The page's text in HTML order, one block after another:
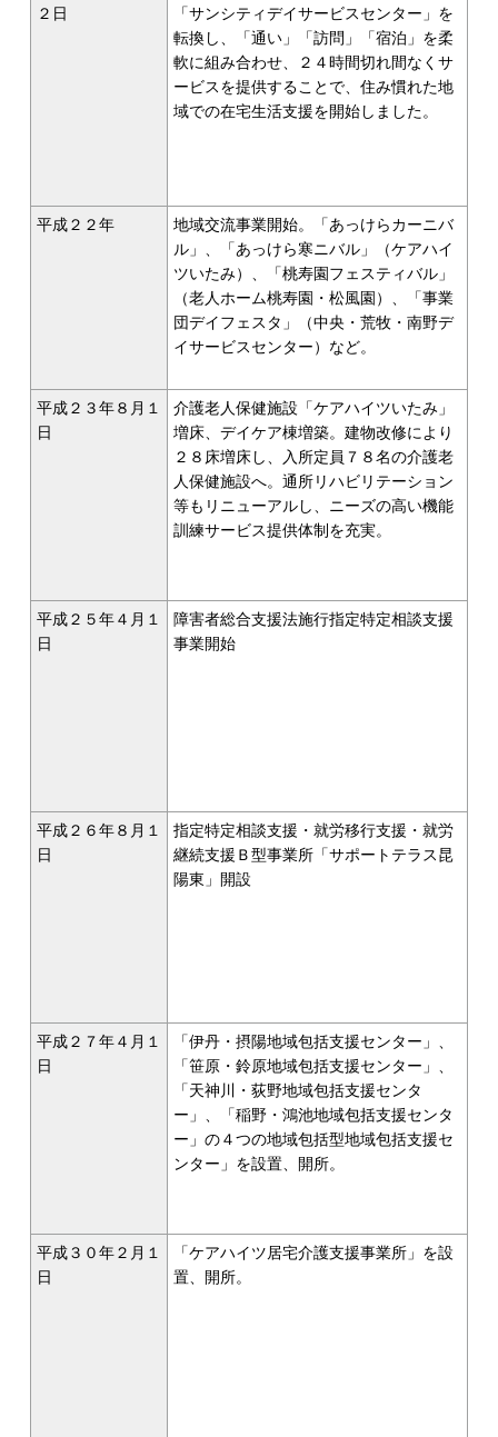
２日
「サンシティデイサービスセンター」を
転換し、「通い」「訪問」「宿泊」を柔
軟に組み合わせ、２４時間切れ間なくサ
ービスを提供することで、住み慣れた地
域での在宅生活支援を開始しました。
平成２２年
地域交流事業開始。「あっけらカーニバ
ル」、「あっけら寒ニバル」（ケアハイ
ツいたみ）、「桃寿園フェスティバル」
（老人ホーム桃寿園・松風園）、「事業
団デイフェスタ」（中央・荒牧・南野デ
イサービスセンター）など。
平成２３年８月１
日
介護老人保健施設「ケアハイツいたみ」
増床、デイケア棟増築。建物改修により
２８床増床し、入所定員７８名の介護老
人保健施設へ。通所リハビリテーション
等もリニューアルし、ニーズの高い機能
訓練サービス提供体制を充実。
平成２５年４月１
日
障害者総合支援法施行指定特定相談支援
事業開始
平成２６年８月１
日
指定特定相談支援・就労移行支援・就労
継続支援Ｂ型事業所「サポートテラス昆
陽東」開設
平成２７年４月１
日
「伊丹・摂陽地域包括支援センター」、
「笹原・鈴原地域包括支援センター」、
「天神川・荻野地域包括支援センタ
ー」、「稲野・鴻池地域包括支援センタ
ー」の４つの地域包括型地域包括支援セ
ンター」を設置、開所。
平成３０年２月１
日
「ケアハイツ居宅介護支援事業所」を設
置、開所。